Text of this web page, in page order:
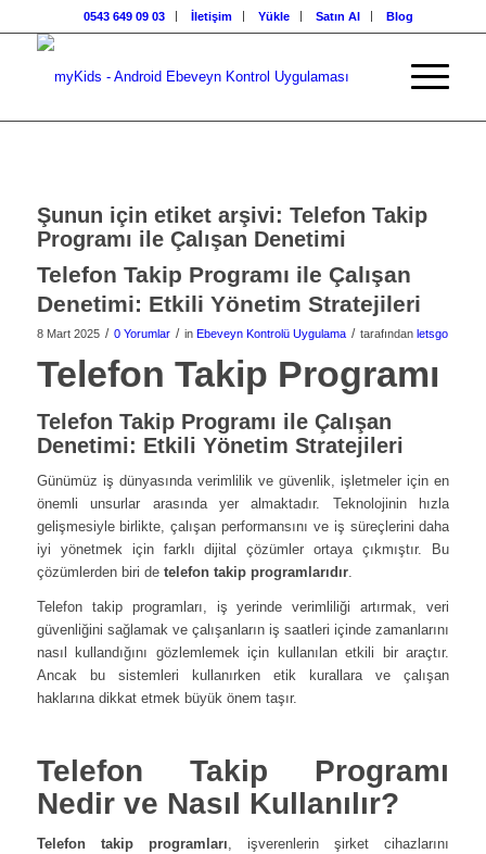
0543 649 09 03 İletişim Yükle Satın Al Blog
Şunun için etiket arşivi: Telefon Takip
Programı ile Çalışan Denetimi
Telefon Takip Programı ile Çalışan
Denetimi: Etkili Yönetim Stratejileri
8 Mart 2025 / 0 Yorumlar / in Ebeveyn Kontrolü Uygulama / tarafından letsgo
Telefon Takip Programı
Telefon Takip Programı ile Çalışan
Denetimi: Etkili Yönetim Stratejileri
Günümüz iş dünyasında verimlilik ve güvenlik, işletmeler için en
önemli unsurlar arasında yer almaktadır. Teknolojinin hızla
gelişmesiyle birlikte, çalışan performansını ve iş süreçlerini daha
iyi yönetmek için farklı dijital çözümler ortaya çıkmıştır. Bu
çözümlerden biri de telefon takip programlarıdır.
Telefon takip programları, iş yerinde verimliliği artırmak, veri
güvenliğini sağlamak ve çalışanların iş saatleri içinde zamanlarını
nasıl kullandığını gözlemlemek için kullanılan etkili bir araçtır.
Ancak bu sistemleri kullanırken etik kurallara ve çalışan
haklarına dikkat etmek büyük önem taşır.
Telefon Takip Programı
Nedir ve Nasıl Kullanılır?
Telefon takip programları, işverenlerin şirket cihazlarını